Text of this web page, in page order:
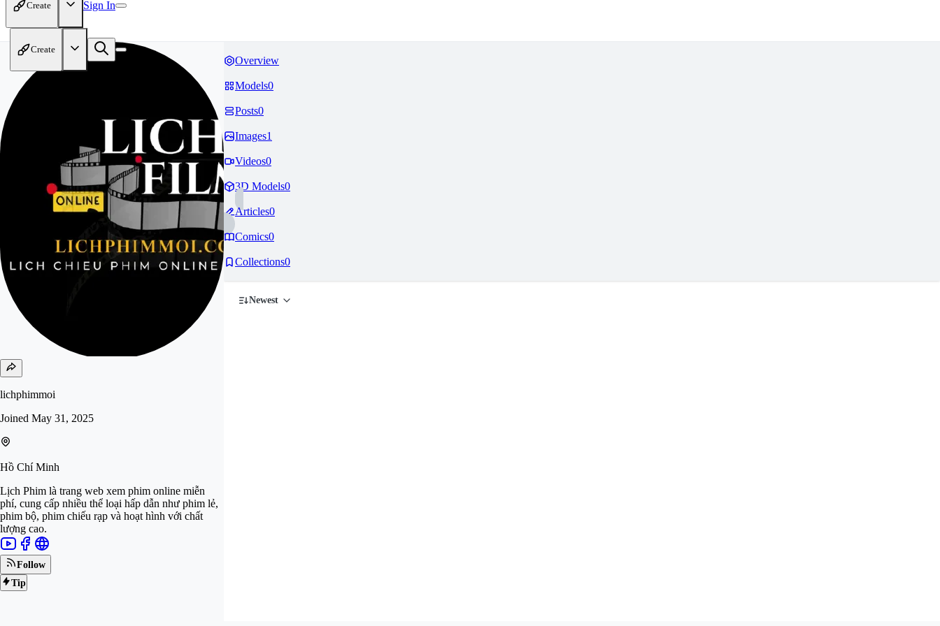
Create Sign In
Create
lichphimmoi
Joined May 31, 2025
Hồ Chí Minh
Lịch Phim là trang web xem phim online miễn
phí, cung cấp nhiều thể loại hấp dẫn như phim lẻ,
phim bộ, phim chiếu rạp và hoạt hình với chất
lượng cao.
Follow
Tip
Overview
Models0
Posts0
Images1
Videos0
3D Models0
Articles0
Comics0
Collections0
Newest